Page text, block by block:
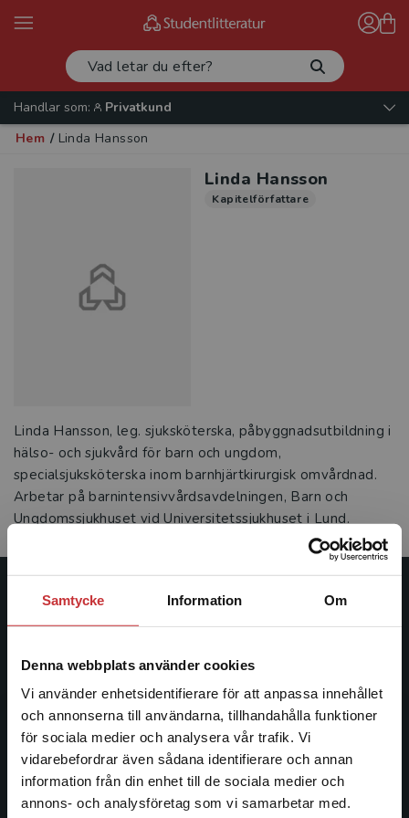
Samtycke Information Om
Denna webbplats använder cookies
Vi använder enhetsidentifierare för att anpassa innehållet
och annonserna till användarna, tillhandahålla funktioner
för sociala medier och analysera vår trafik. Vi
vidarebefordrar även sådana identifierare och annan
information från din enhet till de sociala medier och
annons- och analysföretag som vi samarbetar med.
Begränsad fraktregion
Handlar som:
Privatkund
Hem / Linda Hansson
Linda Hansson
Kapitelförfattare
Linda Hansson, leg. sjuksköterska, påbyggnadsutbildning i
hälso- och sjukvård för barn och ungdom,
specialsjuksköterska inom barnhjärtkirurgisk omvårdnad.
Arbetar på barnintensivvårdsavdelningen, Barn och
Ungdomssjukhuset vid Universitetssjukhuset i Lund.
Studentlitteratur
ledande utbildningsförlag. Med läromedel, kurslitteratur,
facklitteratur, utbildningar och digitala
informationstjänster i utbudet, finns Studentlitteratur med
längs hela kunskapsresan.
Kontakta oss